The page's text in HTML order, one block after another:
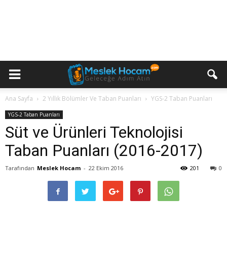
Ana Sayfa 2 Yıllık Bölümler Ve Taban Puanları YGS-2 Taban Puanları
YGS-2 Taban Puanları
Süt ve Ürünleri Teknolojisi
Taban Puanları (2016-2017)
Tarafından Meslek Hocam - 22 Ekim 2016 0
201